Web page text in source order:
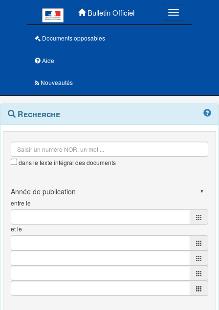
Bulletin Officiel Toggle
Documents opposables
Aide
Nouveautés
Navigation
outils
Menu
contextuel
Recherche
dans le texte intégral des documents
entre le
et le